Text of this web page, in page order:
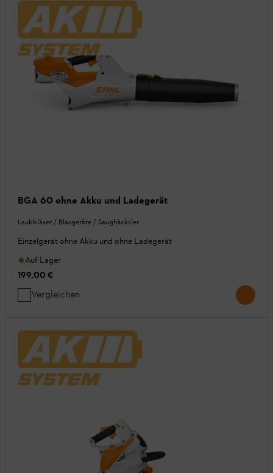
BGA 60 ohne Akku und Ladegerät
Laubbläser / Blasgeräte / Saughäcksler
Einzelgerät ohne Akku und ohne Ladegerät
Auf Lager
199,00 €
Vergleichen